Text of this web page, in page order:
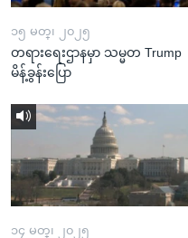
၁၅ မတ္၊ ၂၀၂၅
တရားရေးဌာနမှာ သမ္မတ Trump
မိန့်ခွန်းပြော
၁၄ မတ္၊ ၂၀၂၅